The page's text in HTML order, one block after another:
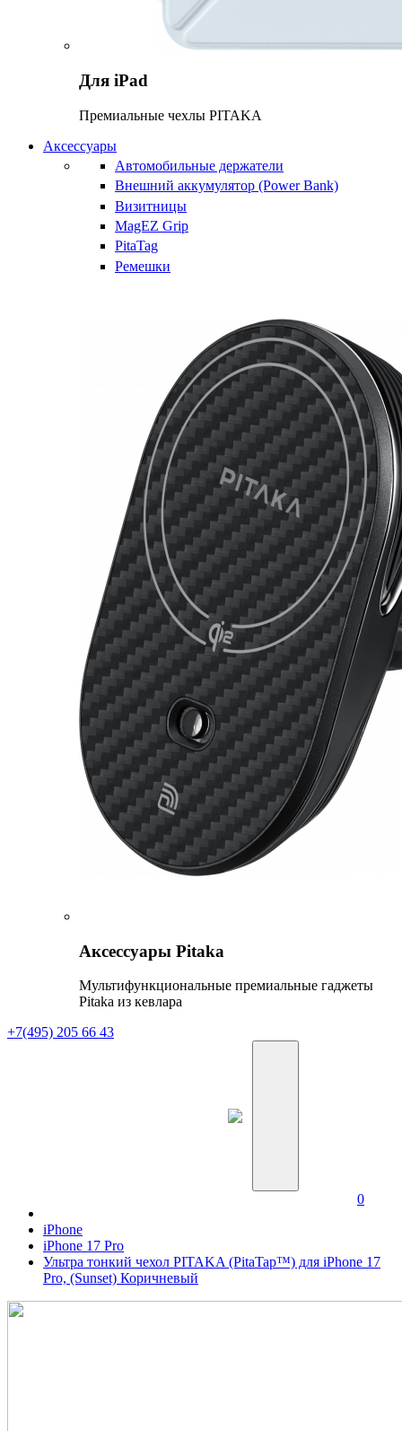
Для iPad
Премиальные чехлы PITAKA
Аксессуары
Автомобильные держатели
Внешний аккумулятор (Power Bank)
Визитницы
MagEZ Grip
PitaTag
Ремешки
Аксессуары Pitaka
Мультифункциональные премиальные гаджеты
Pitaka из кевлара
+7(495) 205 66 43
0
iPhone
iPhone 17 Pro
Ультра тонкий чехол PITAKA (PitaTap™) для iPhone 17
Pro, (Sunset) Коричневый